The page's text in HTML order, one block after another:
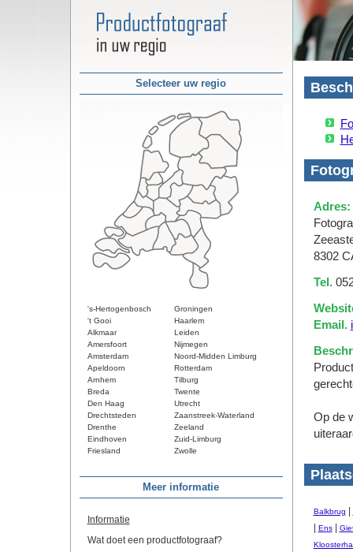
Selecteer uw regio
's-Hertogenbosch
Groningen
't Gooi
Haarlem
Alkmaar
Leiden
Amersfoort
Nijmegen
Amsterdam
Noord-Midden Limburg
Apeldoorn
Rotterdam
Arnhem
Tilburg
Breda
Twente
Den Haag
Utrecht
Drechtsteden
Zaanstreek-Waterland
Drenthe
Zeeland
Eindhoven
Zuid-Limburg
Friesland
Zwolle
Meer informatie
Informatie
Wat doet een productfotograaf?
Adres:
8302
Tel.
Email.
Op de
Balkbrug
Ens|